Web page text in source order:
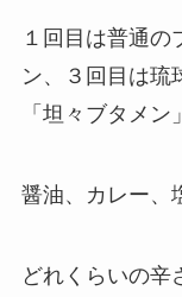
１回目は普通の
ン、３回目は琉
「坦々ブタメン
醤油、カレー、
どれくらいの辛